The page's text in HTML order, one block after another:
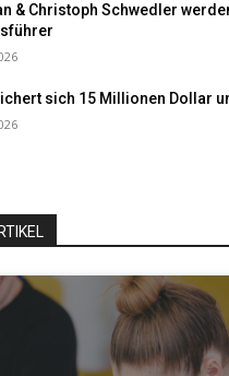
& Christoph Schwedler
sich 15 Millionen Dollar